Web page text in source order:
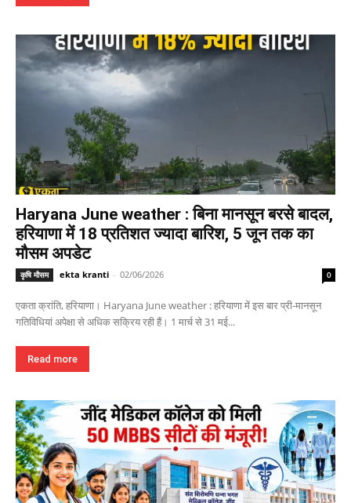
Haryana June weather : बिना मानसून बरसे बादल,
हरियाणा में 18 प्रतिशत ज्यादा बारिश, 5 जून तक का
मौसम अपडेट
कृषि मौसम ekta kranti - 02/06/2026 0
एकता क्रांति, हरियाणा। Haryana June weather : हरियाणा में इस बार प्री-मानसून
गतिविधियां अपेक्षा से अधिक सक्रिय रही हैं। 1 मार्च से 31 मई...
Read more